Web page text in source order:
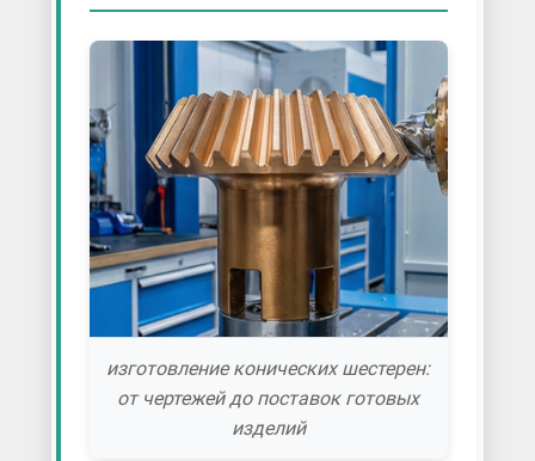
изготовление конических шестерен:
от чертежей до поставок готовых
изделий